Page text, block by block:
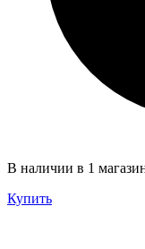
В наличии в 1
Купить